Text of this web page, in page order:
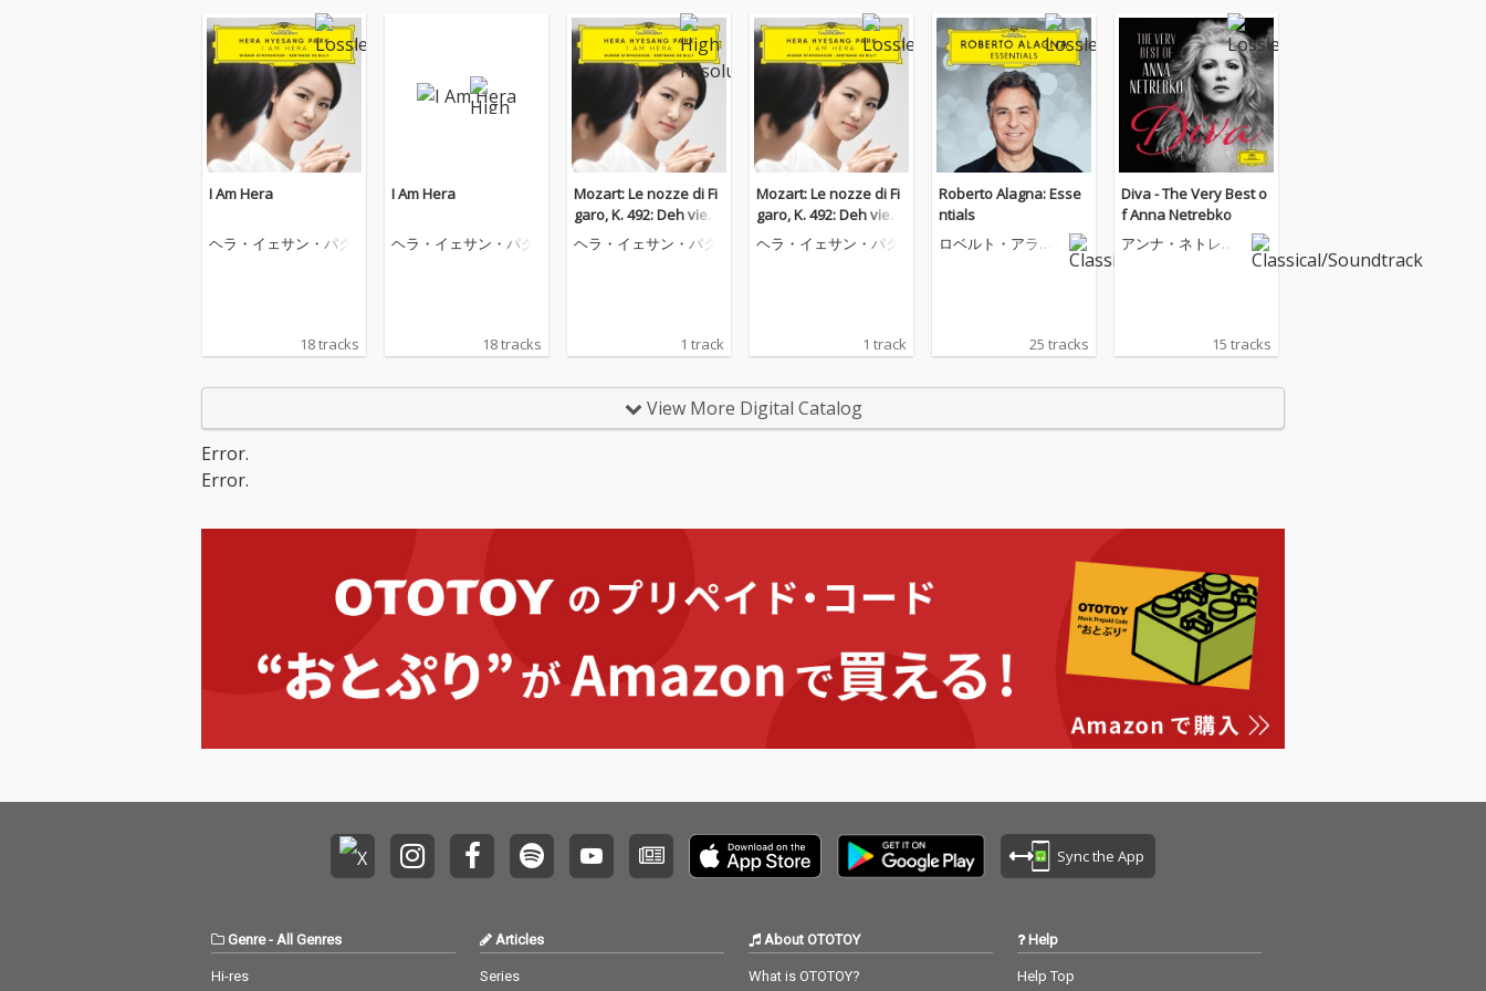
I Am Hera
ヘラ・イェサン・パク
18 tracks
I Am Hera
ヘラ・イェサン・パク
18 tracks
Mozart: Le nozze di Fi
garo, K. 492: Deh vieni,
non tardar
ヘラ・イェサン・パク
1 track
Mozart: Le nozze di Fi
garo, K. 492: Deh vieni,
non tardar
ヘラ・イェサン・パク
1 track
Roberto Alagna: Esse
ntials
ロベルト・アラー
25 tracks
Diva - The Very Best o
f Anna Netrebko
アンナ・ネトレプ
15 tracks
View More Digital Catalog
Error.
Error.
Sync the App
Genre- All Genres
Hi-res
Articles
Series
About OTOTOY
What is OTOTOY?
Help
Help Top